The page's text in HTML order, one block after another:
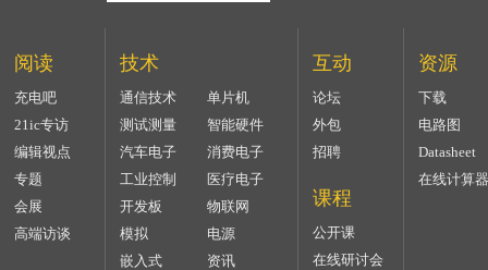
阅读
充电吧
21ic专访
编辑视点
专题
会展
高端访谈
技术
通信技术
单片机
测试测量
智能硬件
汽车电子
消费电子
工业控制
医疗电子
开发板
物联网
模拟
电源
嵌入式
资讯
互动
论坛
外包
招聘
课程
公开课
在线研讨会
资源
下载
电路图
Datasheet
在线计算器